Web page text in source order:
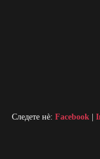
Следете нè: Facebook